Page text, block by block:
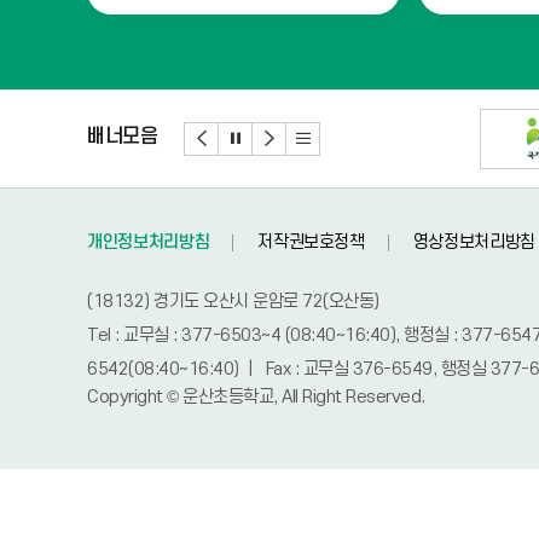
배너모음
개인정보처리방침 저작권보호정책 영상정보처리방침
(18132) 경기도 오산시 운암로 72(오산동)
Tel : 교무실 : 377-6503~4 (08:40~16:40), 행정실 : 377-
6542(08:40~16:40) | Fax : 교무실 376-6549, 행정실
Copyright © 운산초등학교, All Right Reserved.